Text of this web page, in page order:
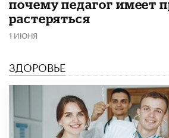
почему педагог имеет
растеряться
1 ИЮНЯ
ЗДОРОВЬЕ